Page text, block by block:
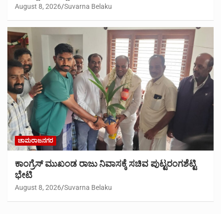
August 8, 2026 Suvarna Belaku
ಚಾಮರಾಜನಗರ
ಕಾಂಗ್ರೆಸ್ ಮುಖಂಡ ರಾಜು ನಿವಾಸಕ್ಕೆ ಸಚಿವ ಪುಟ್ಟರಂಗಶೆಟ್ಟಿ
ಭೇಟಿ
August 8, 2026 Suvarna Belaku